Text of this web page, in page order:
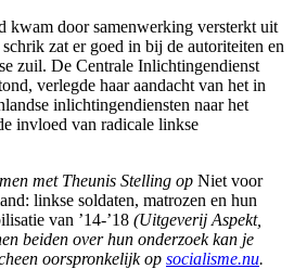
kwam door samenwerking versterkt uit
zat er goed in bij de autoriteiten en
zuil. De Centrale Inlichtingendienst
verlegde haar aandacht van het in
inlichtingendiensten naar het
invloed van radicale linkse
met Theunis Stelling op Niet voor
linkse soldaten, matrozen en hun
van ’14-’18 (Uitgeverij Aspekt,
beiden over hun onderzoek kan je
oorspronkelijk op socialisme.nu.